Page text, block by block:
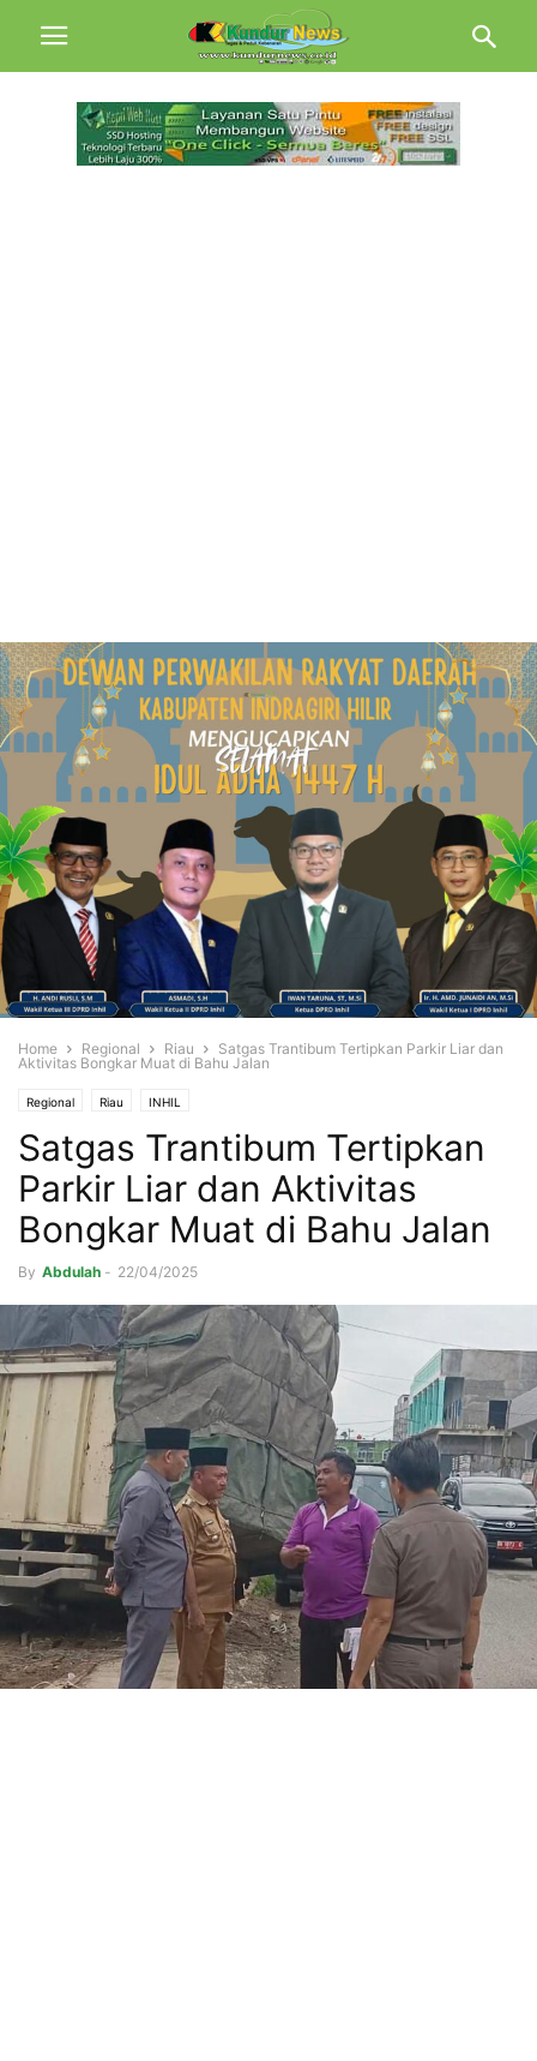
Home Regional Riau
Satgas Trantibum Tertipkan Parkir Liar dan
Aktivitas Bongkar Muat di Bahu Jalan
Regional Riau INHIL
Satgas Trantibum Tertipkan
Parkir Liar dan Aktivitas
Bongkar Muat di Bahu Jalan
By Abdulah - 22/04/2025